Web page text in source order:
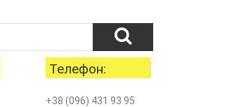
Телефон:
+38 (096) 431 93 95